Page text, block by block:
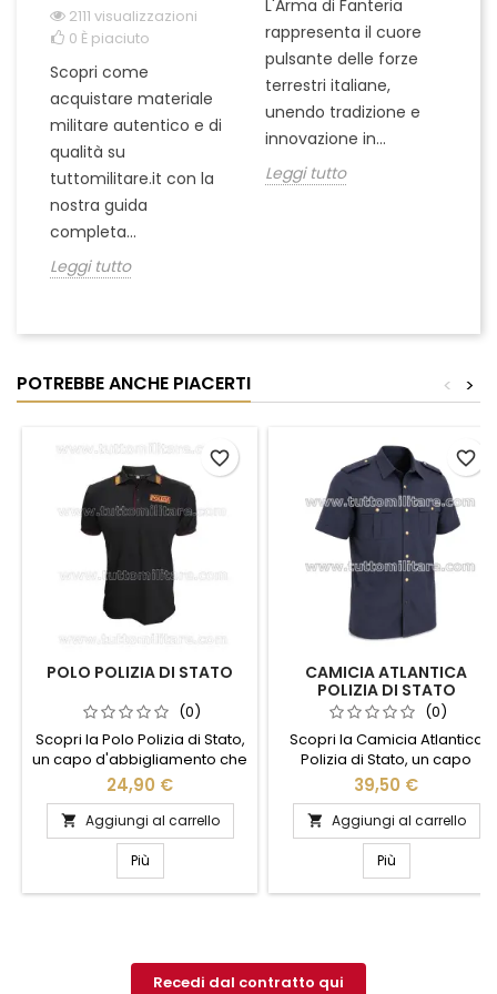
2111 visualizzazioni
0 È piaciuto
Scopri come
acquistare materiale
militare autentico e di
qualità su
tuttomilitare.it con la
nostra guida
completa...
Leggi tutto
L'Arma di Fanteria
rappresenta il cuore
pulsante delle forze
terrestri italiane,
unendo tradizione e
innovazione in...
Leggi tutto
POTREBBE ANCHE PIACERTI >
<
POLO POLIZIA DI STATO
(0)
Scopri la Polo Polizia di Stato,
un capo d'abbigliamento che
unisce stile e funzionalità.
Realizzata con materiali di
alta qualità, questa polo offre
comfort e resistenza, ideale
per l'uso quotidiano. Il design
elegante, arricchito dal logo
ufficiale, conferisce un tocco
look distintivo e...
24,90 €
 Aggiungi al carrello
Più
favorite_border
CAMICIA ATLANTICA
POLIZIA DI STATO
(0)
Scopri la Camicia Atlantica
Polizia di Stato, un capo
d'abbigliamento che unisce
stile e funzionalità. Realizzata
con materiali di alta qualità,
questa camicia offre comfort
e resistenza, ideale per chi
cerca un look professionale
e curato. Il design elegante è
tradizione della Polizia di...
39,50 €
 Aggiungi al carrello
Più
favorite_border
Recedi dal contratto qui